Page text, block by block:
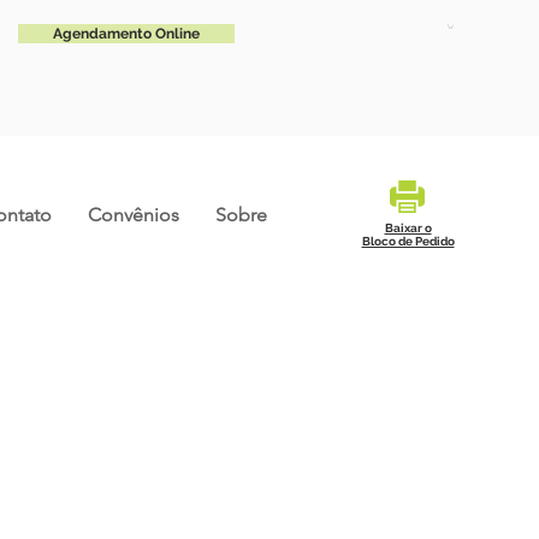
Agendamento Online
Convênios Sobre
Baixar o
Bloco de Pedido